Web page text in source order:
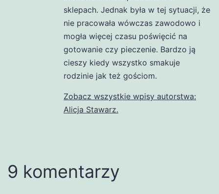
sklepach. Jednak była w tej sytuacji, że
nie pracowała wówczas zawodowo i
mogła więcej czasu poświęcić na
gotowanie czy pieczenie. Bardzo ją
cieszy kiedy wszystko smakuje
rodzinie jak też gościom.
Zobacz wszystkie wpisy autorstwa:
Alicja Stawarz.
9 komentarzy